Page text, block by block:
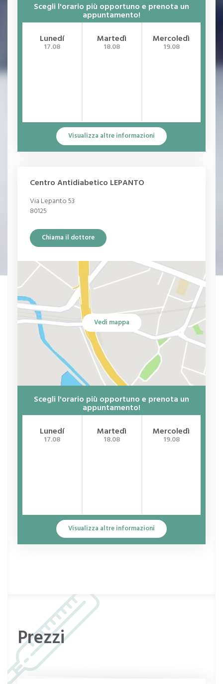
Scegli l'orario più opportuno e prenota un
appuntamento!
Lunedí
17.08
Martedì
18.08
Mercoledì
19.08
Visualizza altre informazioni
Centro Antidiabetico LEPANTO
Via Lepanto 53
80125
Chiama il dottore
Vedi mappa
Scegli l'orario più opportuno e prenota un
appuntamento!
Lunedí
17.08
Martedì
18.08
Mercoledì
19.08
Visualizza altre informazioni
Prezzi